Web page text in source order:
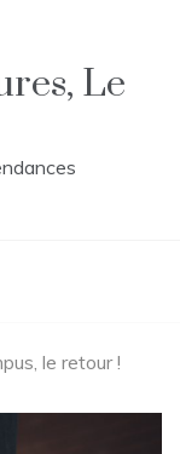
Le
le retour !